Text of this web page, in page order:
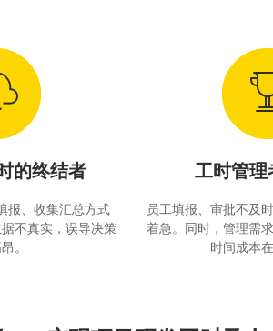
的终结者
报、收集汇总方式
不真实，误导决策
。
工时管理
员工填报、审批不及
着急。同时，管理需
时间成本